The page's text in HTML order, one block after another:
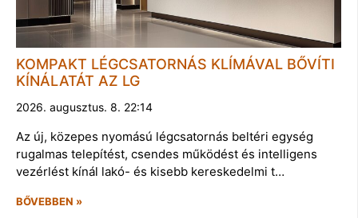
KOMPAKT LÉGCSATORNÁS KLÍMÁVAL BŐVÍTI
KÍNÁLATÁT AZ LG
2026. augusztus. 8. 22:14
Az új, közepes nyomású légcsatornás beltéri egység
rugalmas telepítést, csendes működést és intelligens
vezérlést kínál lakó- és kisebb kereskedelmi t…
BŐVEBBEN »